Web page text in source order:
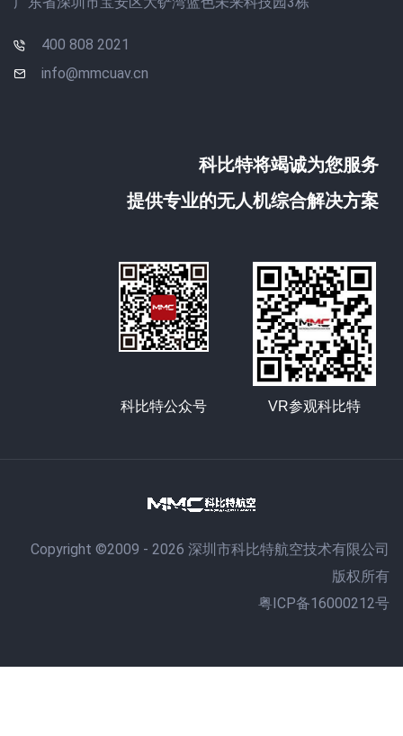
400 808 2021
info@mmcuav.cn
科比特将竭诚为您服务
提供专业的无人机综合解决方案
科比特公众号 VR参观科比特
Copyright ©2009 - 2026 深圳市科比特航空技术有限公司
版权所有
粤ICP备16000212号